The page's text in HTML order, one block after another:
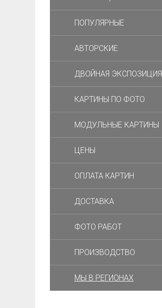
ПОПУЛЯРНЫЕ
АВТОРСКИЕ
ДВОЙНАЯ ЭКСПОЗИЦИЯ
КАРТИНЫ ПО ФОТО
МОДУЛЬНЫЕ КАРТИНЫ
ЦЕНЫ
ОПЛАТА КАРТИН
ДОСТАВКА
ФОТО РАБОТ
ПРОИЗВОДСТВО
МЫ В РЕГИОНАХ